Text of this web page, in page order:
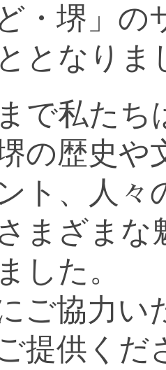
・堺」の
となりま
で私たち
の歴史や
ト、人々
まざまな
した。
ご協力い
提供くだ